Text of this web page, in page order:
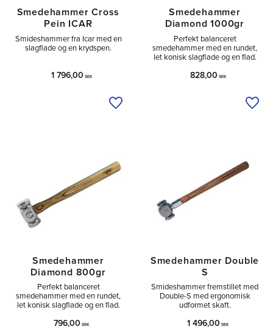
Smedehammer Cross
Pein ICAR
Smideshammer fra Icar med en
slagflade og en krydspen.
1 796,00 SEK
Tilføj til ønskeliste
Smedehammer
Diamond 1000gr
Perfekt balanceret
smedehammer med en rundet,
let konisk slagflade og en flad.
828,00 SEK
Smedehammer
Diamond 800gr
Perfekt balanceret
smedehammer med en rundet,
let konisk slagflade og en flad.
796,00 SEK
Smedehammer Double
S
Smideshammer fremstillet med
Double-S med ergonomisk
udformet skaft.
1 496,00 SEK